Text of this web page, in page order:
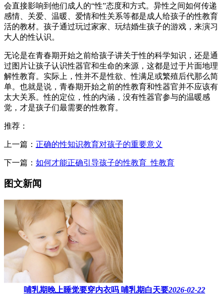
会直接影响到他们成人的“性”态度和方式。异性之间如何传递
感情、关爱、温暖、爱情和性关系等都是成人给孩子的性教育
活的教材。孩子通过玩过家家、玩结婚生孩子的游戏，来演习
大人的性认识。
无论是在青春期开始之前给孩子讲关于性的科学知识，还是通
过图片让孩子认识性器官和生命的来源，这都是过于片面地理
解性教育。实际上，性并不是性欲、性满足或繁殖后代那么简
单。也就是说，青春期开始之前的性教育和性器官并不应该有
太大关系。性的定位，性的内涵，没有性器官参与的温暖感
觉，才是孩子们最需要的性教育。
推荐：
上一篇： 正确的性知识教育对孩子的重要意义
下一篇： 如何才能正确引导孩子的性教育_性教育
图文新闻
哺乳期晚上睡觉要穿内衣吗​ 哺乳期白天要2026-02-22